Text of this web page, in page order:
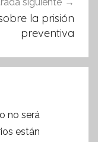
siguiente
la prisión
preventiva
no será
están